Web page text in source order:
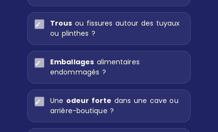
Trous ou fissures autour des tuyaux
ou plinthes ?
Emballages alimentaires
endommagés ?
Une odeur forte dans une cave ou
arrière-boutique ?